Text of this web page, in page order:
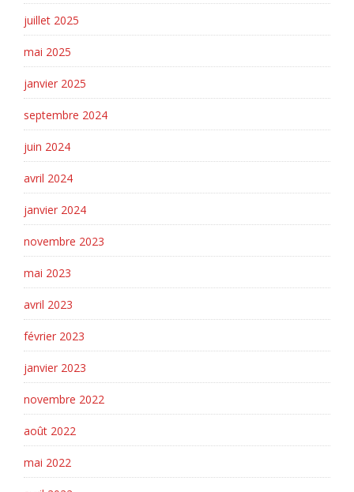
juillet 2025
mai 2025
janvier 2025
septembre 2024
juin 2024
avril 2024
janvier 2024
novembre 2023
mai 2023
avril 2023
février 2023
janvier 2023
novembre 2022
août 2022
mai 2022